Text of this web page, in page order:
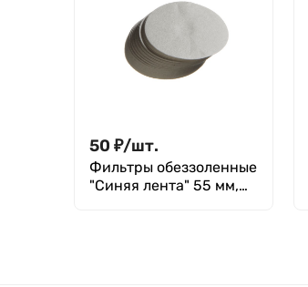
50 ₽/шт.
Фильтры обеззоленные
"Синяя лента" 55 мм,